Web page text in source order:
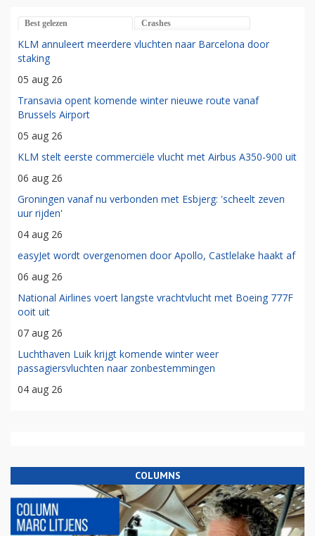
Best gelezen Crashes
KLM annuleert meerdere vluchten naar Barcelona door
staking
05 aug 26
Transavia opent komende winter nieuwe route vanaf
Brussels Airport
05 aug 26
KLM stelt eerste commerciële vlucht met Airbus A350-900 uit
06 aug 26
Groningen vanaf nu verbonden met Esbjerg: 'scheelt zeven
uur rijden'
04 aug 26
easyJet wordt overgenomen door Apollo, Castlelake haakt af
06 aug 26
National Airlines voert langste vrachtvlucht met Boeing 777F
ooit uit
07 aug 26
Luchthaven Luik krijgt komende winter weer
passagiersvluchten naar zonbestemmingen
04 aug 26
COLUMNS